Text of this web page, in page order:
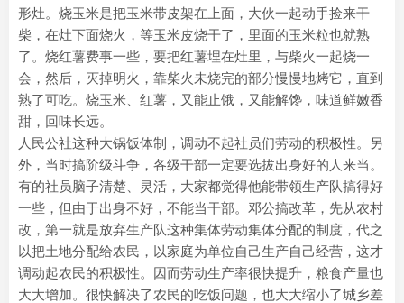
形灶。烧玉米是把玉米带皮架在上面，大伙一起动手捡来干
柴，在灶下面烧火，等玉米皮烧干了，里面的玉米粒也就熟
了。烧红薯费事一些，要把红薯埋在灶里，与柴火一起烧一
会，然后，灭掉明火，靠柴火未烧完的部分慢慢地烤它，直到
熟了可吃。烧玉米、红薯，又能止饿，又能解馋，味道鲜嫩香
甜，回味长远。
人民公社这种大锅饭体制，调动不起社员们劳动的积极性。另
外，当时搞阶级斗争，各级干部一定要选拔出身好的人来当。
有的社员脑子清楚、灵活，大家都觉得他能带领生产队搞得好
一些，但由于出身不好，不能当干部。邓公搞改革，先从农村
改，第一就是放弃生产队这种集体劳动集体分配的制度，代之
以把土地分配给农民，以家庭为单位自己生产自己经营，这才
调动起农民的积极性。因而劳动生产率很快提升，粮食产量也
大大增加。很快解决了农民的吃饭问题，也大大缩小了城乡差